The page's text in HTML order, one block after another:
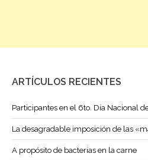
ARTÍCULOS RECIENTES
Participantes en el 6to. Día Nacional
La desagradable imposición de las
A propósito de bacterias en la carne